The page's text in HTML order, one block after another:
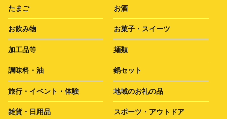
たまご お酒
お飲み物 お菓子・スイーツ
加工品等 麺類
調味料・油 鍋セット
旅行・イベント・体験 地域のお礼の品
雑貨・日用品 スポーツ・アウトドア